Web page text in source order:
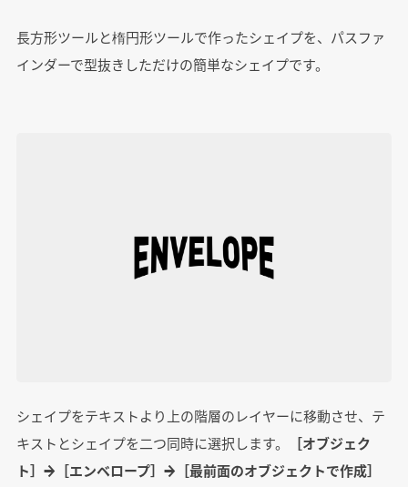
長方形ツールと楕円形ツールで作ったシェイプを、パスファ
インダーで型抜きしただけの簡単なシェイプです。
シェイプをテキストより上の階層のレイヤーに移動させ、テ
キストとシェイプを二つ同時に選択します。
［オブジェク
ト］→［エンベロープ］→［最前面のオブジェクトで作成］